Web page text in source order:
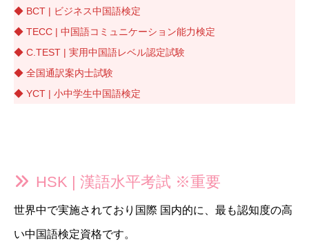
◆ BCT | ビジネス中国語検定
◆ TECC | 中国語コミュニケーション能力検定
◆ C.TEST | 実用中国語レベル認定試験
◆ 全国通訳案内士試験
◆ YCT | 小中学生中国語検定
HSK | 漢語水平考試 ※重要
世界中で実施されており国際 国内的に、最も認知度の高
い中国語検定資格です。